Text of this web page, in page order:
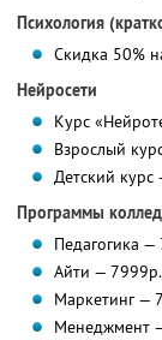
Психология
Скидка 50%
Нейросети
Курс
Взрослый
Детский
Программы
Педагогика
Айти —
Маркетинг —
Менеджмент